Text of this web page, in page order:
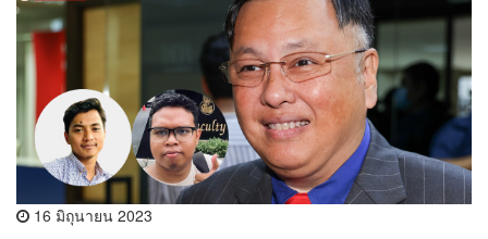
16 มิถุนายน 2023